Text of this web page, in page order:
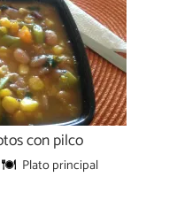
con pilco
Plato principal